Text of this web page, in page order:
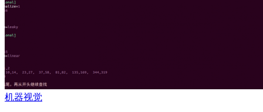
机器视觉